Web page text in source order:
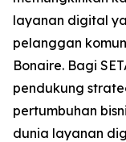
layanan digital
pelanggan
Bonaire. Bagi
pendukung
pertumbuhan
dunia layanan